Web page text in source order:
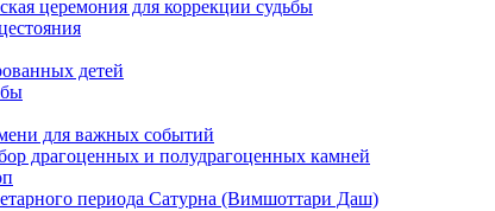
церемония для коррекции судьбы
детей
для важных событий
драгоценных и полудрагоценных камней
периода Сатурна (Вимшоттари Даш)